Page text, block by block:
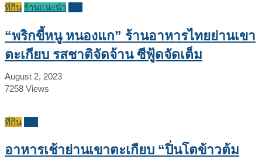
ที่กิน ร้านแนะนำ
“พริกขี้หนู หนองแก” ร้านอาหารไทยย่านเขา
ตะเกียบ รสชาติจัดจ้าน ซีฟู้ดจัดเต็ม
August 2, 2023
7258 Views
ที่กิน
อาหารเช้าย่านเขาตะเกียบ “ปิ่นโตข้าวต้ม